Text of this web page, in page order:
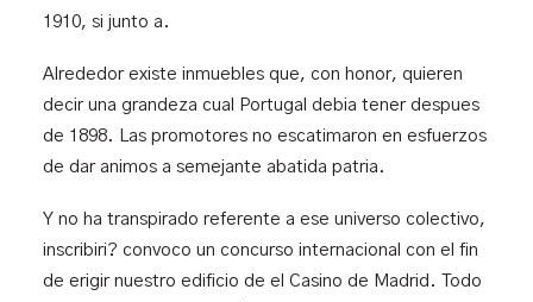
1910, si junto a.
Alrededor existe inmuebles que, con honor, quieren
decir una grandeza cual Portugal debia tener despues
de 1898. Las promotores no escatimaron en esfuerzos
de dar animos a semejante abatida patria.
Y no ha transpirado referente a ese universo colectivo,
inscribiri? convoco un concurso internacional con el fin
de erigir nuestro edificio de el Casino de Madrid. Todo